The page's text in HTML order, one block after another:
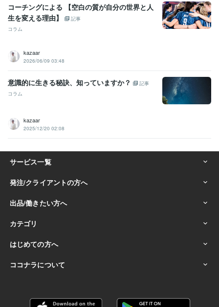
コーチングによる 【空白の質が自分の世界と人
生を変える理由】
記事
コラム
kazaar
2026/06/09 03:48
意識的に生きる秘訣、知っていますか？
記事
コラム
kazaar
2025/12/20 02:08